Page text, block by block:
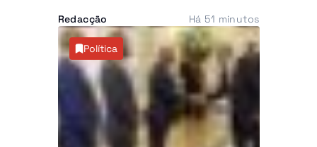
Investigação Criminal (SIC) anunciou,
esta sexta-feira, a detenção de três
cidadãos angolanos suspeitos de
envolvimento no caso, que expôs
uma alegada rede internacional de
tráfico de estupefacientes com
ligações ao Brasil.
Redacção Há 51 minutos
Política